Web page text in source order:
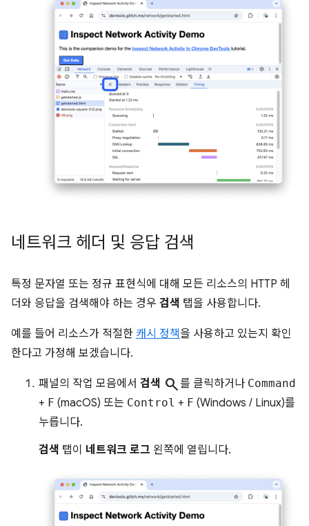
네트워크 헤더 및 응답 검색
특정 문자열 또는 정규 표현식에 대해 모든 리소스의 HTTP 헤
더와 응답을 검색해야 하는 경우 검색 탭을 사용합니다.
예를 들어 리소스가 적절한 캐시 정책을 사용하고 있는지 확인
한다고 가정해 보겠습니다.
패널의 작업 모음에서 검색 search를 클릭하거나 Command
+ F (macOS) 또는 Control + F (Windows / Linux)를
누릅니다.
검색 탭이 네트워크 로그 왼쪽에 열립니다.